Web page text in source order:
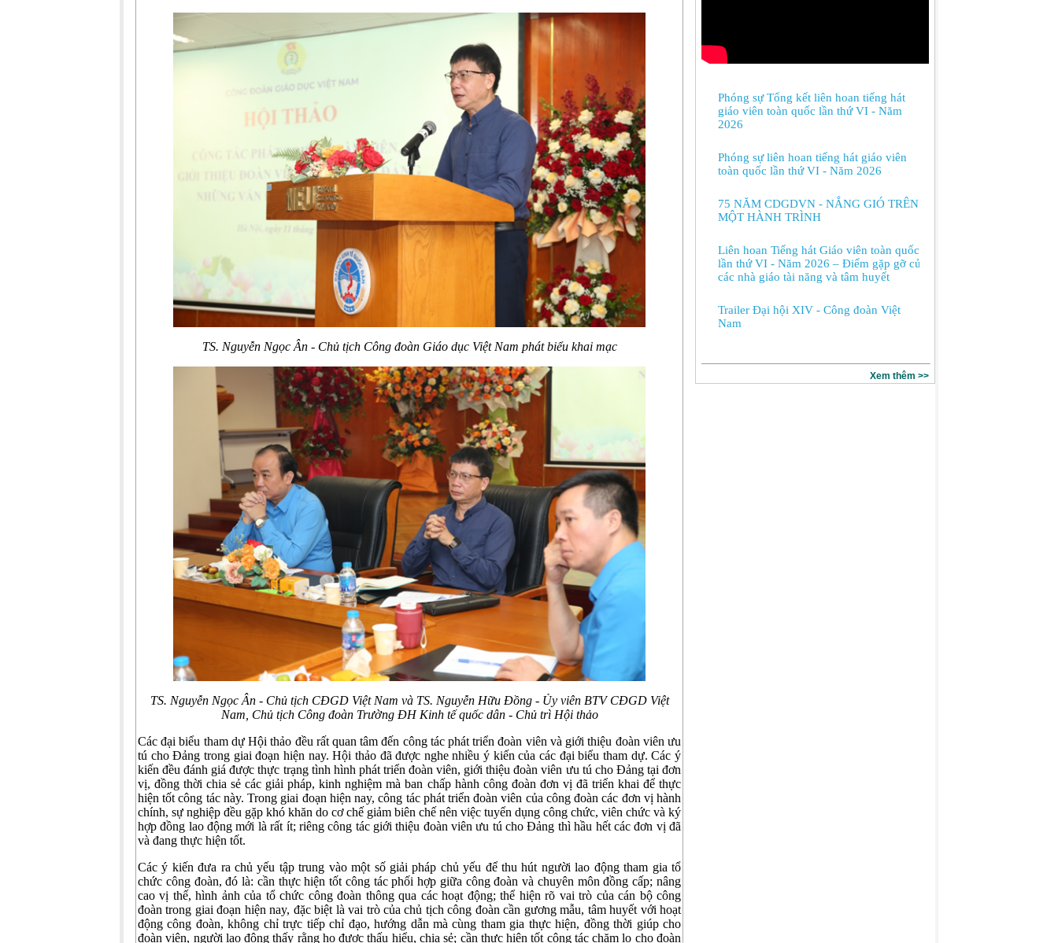
TS. Nguyễn Ngọc Ân - Chủ tịch Công đoàn Giáo dục Việt Nam phát biểu khai mạc
TS. Nguyễn Ngọc Ân - Chủ tịch CĐGD Việt Nam và TS. Nguyễn Hữu Đồng - Ủy viên BTV CĐGD Việt
Nam, Chủ tịch Công đoàn Trường ĐH Kinh tế quốc dân - Chủ trì Hội thảo
Các đại biểu tham dự Hội thảo đều rất quan tâm đến công tác phát triển đoàn viên và giới thiệu đoàn viên ưu
tú cho Đảng trong giai đoạn hiện nay. Hội thảo đã được nghe nhiều ý kiến của các đại biểu tham dự. Các ý
kiến đều đánh giá được thực trạng tình hình phát triển đoàn viên, giới thiệu đoàn viên ưu tú cho Đảng tại đơn
vị, đồng thời chia sẻ các giải pháp, kinh nghiệm mà ban chấp hành công đoàn đơn vị đã triển khai để thực
hiện tốt công tác này. Trong giai đoạn hiện nay, công tác phát triển đoàn viên của công đoàn các đơn vị hành
chính, sự nghiệp đều gặp khó khăn do cơ chế giảm biên chế nên việc tuyển dụng công chức, viên chức và ký
hợp đồng lao động mới là rất ít; riêng công tác giới thiệu đoàn viên ưu tú cho Đảng thì hầu hết các đơn vị đã
và đang thực hiện tốt.
Các ý kiến đưa ra chủ yếu tập trung vào một số giải pháp chủ yếu để thu hút người lao động tham gia tổ
chức công đoàn, đó là: cần thực hiện tốt công tác phối hợp giữa công đoàn và chuyên môn đồng cấp; nâng
cao vị thế, hình ảnh của tổ chức công đoàn thông qua các hoạt động; thể hiện rõ vai trò của cán bộ công
đoàn trong giai đoạn hiện nay, đặc biệt là vai trò của chủ tịch công đoàn cần gương mẫu, tâm huyết với hoạt
động công đoàn, không chỉ trực tiếp chỉ đạo, hướng dẫn mà cùng tham gia thực hiện, đồng thời giúp cho
đoàn viên, người lao động thấy rằng họ được thấu hiểu, chia sẻ; cần thực hiện tốt công tác chăm lo cho đoàn
Phóng sự Tổng kết liên hoan tiếng hát
giáo viên toàn quốc lần thứ VI - Năm
2026
Phóng sự liên hoan tiếng hát giáo viên
toàn quốc lần thứ VI - Năm 2026
75 NĂM CDGDVN - NẮNG GIÓ TRÊN
MỘT HÀNH TRÌNH
Liên hoan Tiếng hát Giáo viên toàn quốc
lần thứ VI - Năm 2026 – Điểm gặp gỡ của
các nhà giáo tài năng và tâm huyết
Trailer Đại hội XIV - Công đoàn Việt
Nam
Xem thêm >>